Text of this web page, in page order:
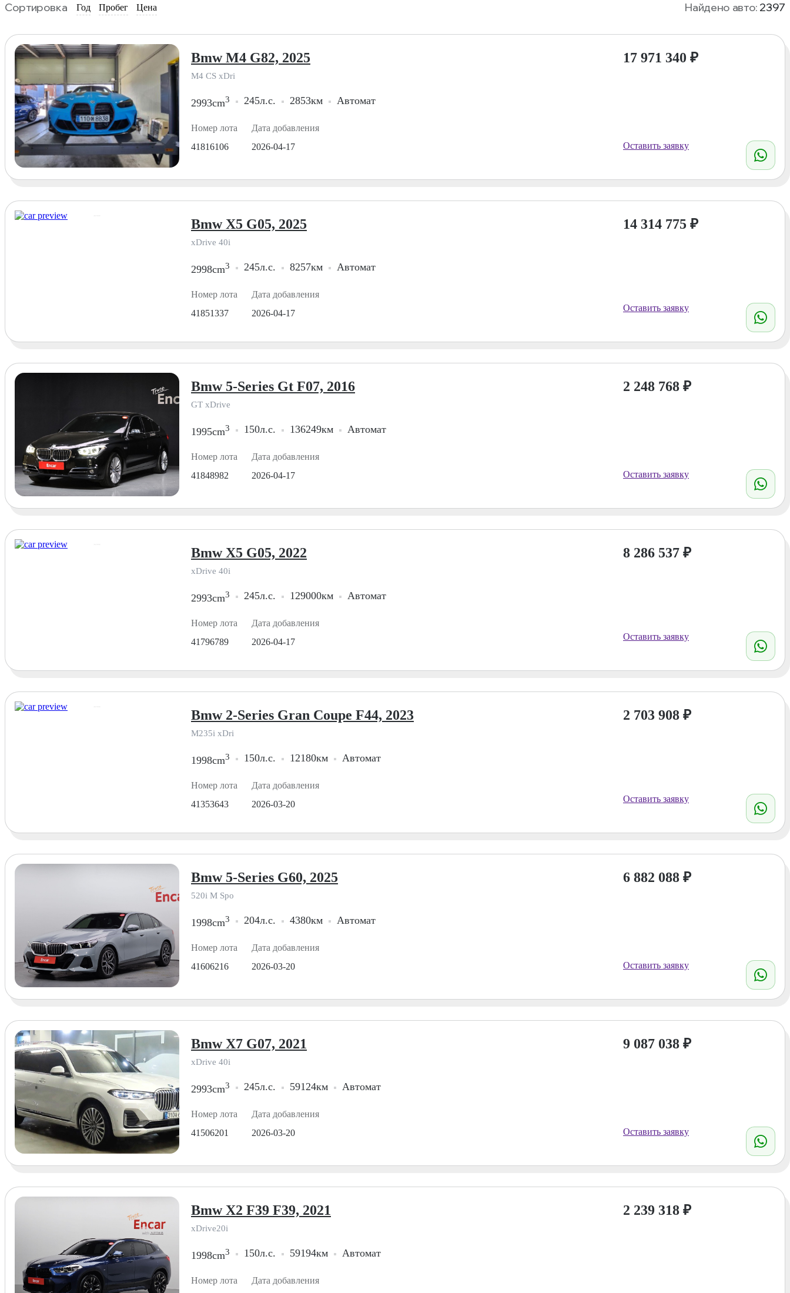
Сортировка Год Пробег Цена Найдено авто: 2397
Bmw M4 G82, 2025
M4 CS xDri
2993cm3 245л.с. 2853км Автомат
Номер лота
41816106
Дата добавления
2026-04-17
17 971 340 ₽
Оставить заявку
Bmw X5 G05, 2025
xDrive 40i
2998cm3 245л.с. 8257км Автомат
Номер лота
41851337
Дата добавления
2026-04-17
14 314 775 ₽
Оставить заявку
Bmw 5-Series Gt F07, 2016
GT xDrive
1995cm3 150л.с. 136249км Автомат
Номер лота
41848982
Дата добавления
2026-04-17
2 248 768 ₽
Оставить заявку
Bmw X5 G05, 2022
xDrive 40i
2993cm3 245л.с. 129000км Автомат
Номер лота
41796789
Дата добавления
2026-04-17
8 286 537 ₽
Оставить заявку
Bmw 2-Series Gran Coupe F44, 2023
M235i xDri
1998cm3 150л.с. 12180км Автомат
Номер лота
41353643
Дата добавления
2026-03-20
2 703 908 ₽
Оставить заявку
Bmw 5-Series G60, 2025
520i M Spo
1998cm3 204л.с. 4380км Автомат
Номер лота
41606216
Дата добавления
2026-03-20
6 882 088 ₽
Оставить заявку
Bmw X7 G07, 2021
xDrive 40i
2993cm3 245л.с. 59124км Автомат
Номер лота
41506201
Дата добавления
2026-03-20
9 087 038 ₽
Оставить заявку
Bmw X2 F39 F39, 2021
xDrive20i
1998cm3 150л.с. 59194км Автомат
Номер лота Дата добавления
2 239 318 ₽